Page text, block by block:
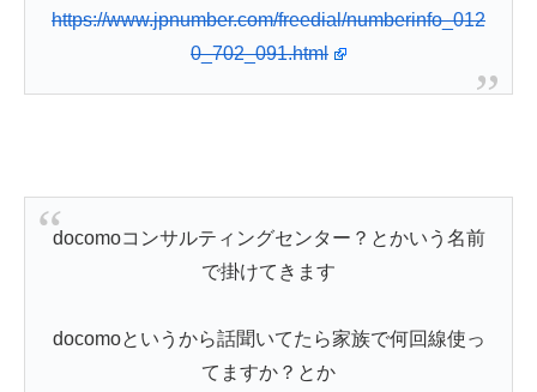
https://www.jpnumber.com/freedial/numberinfo_012
0_702_091.html
docomoコンサルティングセンター？とかいう名前
で掛けてきます
docomoというから話聞いてたら家族で何回線使っ
てますか？とか